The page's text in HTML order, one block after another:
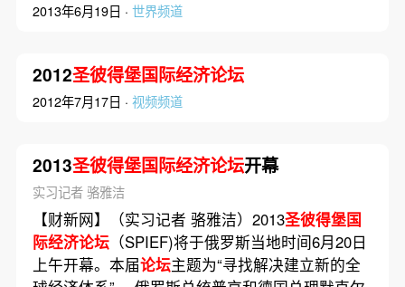
2013年6月19日 · 世界频道
2012圣彼得堡国际经济论坛
2012年7月17日 · 视频频道
2013圣彼得堡国际经济论坛开幕
实习记者 骆雅洁
【财新网】（实习记者 骆雅洁）2013圣彼得堡国
际经济论坛（SPIEF)将于俄罗斯当地时间6月20日
上午开幕。本届论坛主题为“寻找解决建立新的全